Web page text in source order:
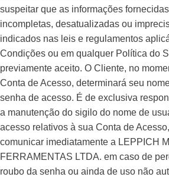
suspeitar que as informações
incompletas, desatualizadas ou
indicados nas leis e regulamentos
Condições ou em qualquer Política do
previamente aceito. O Cliente, no
Conta de Acesso, determinará seu
senha de acesso. É de exclusiva
a manutenção do sigilo do nome de
acesso relativos à sua Conta de
comunicar imediatamente a LEPPICH
FERRAMENTAS LTDA. em caso de
roubo da senha ou ainda de uso não